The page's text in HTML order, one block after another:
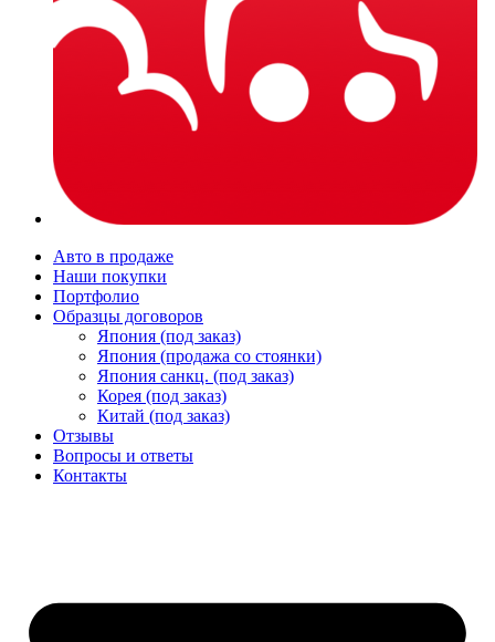
Авто в продаже
Наши покупки
Портфолио
Образцы договоров
Япония (под заказ)
Япония (продажа со стоянки)
Япония санкц. (под заказ)
Корея (под заказ)
Китай (под заказ)
Отзывы
Вопросы и ответы
Контакты